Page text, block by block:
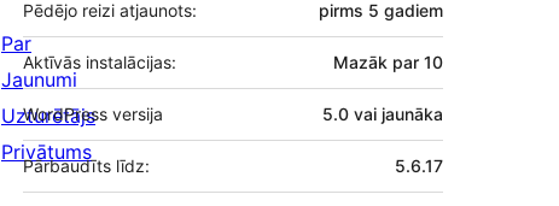
Pēdējo reizi atjaunots: pirms 5 gadiem
Aktīvās instalācijas: Mazāk par 10
WordPress versija 5.0 vai jaunāka
Pārbaudīts līdz: 5.6.17
Par
Jaunumi
Uzturētājs
Privātums